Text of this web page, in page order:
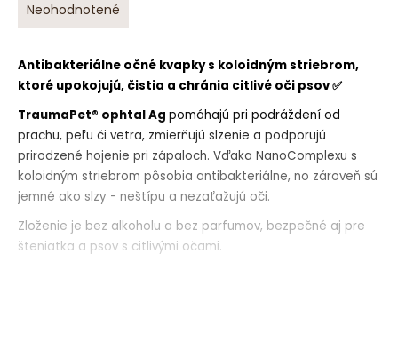
Priemerné
hodnotenie
je
0,0
z
5
hviezdičiek.
Neohodnotené
Antibakteriálne očné kvapky s koloidným striebrom,
ktoré upokojujú, čistia a chránia citlivé oči psov ✅
TraumaPet® ophtal Ag pomáhajú pri podráždení od
prachu, peľu či vetra, zmierňujú slzenie a podporujú
prirodzené hojenie pri zápaloch. Vďaka NanoComplexu s
koloidným striebrom pôsobia antibakteriálne, no zároveň sú
jemné ako slzy - neštípu a nezaťažujú oči.
Zloženie je bez alkoholu a bez parfumov, bezpečné aj pre
šteniatka a psov s citlivými očami.
o
ú
č
a
m
e